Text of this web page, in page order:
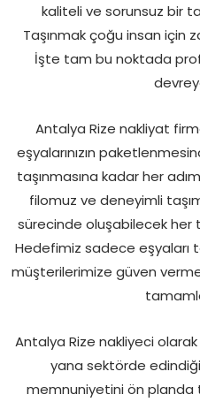
kaliteli ve sorunsuz bir
Taşınmak çoğu insan için
İşte tam bu noktada
Antalya Rize nakliyat
eşyalarınızın
taşınmasına kadar her
filomuz ve deneyimli
sürecinde oluşabilecek her
Hedefimiz sadece eşyaları
müşterilerimize güven
Antalya Rize nakliyeci
yana sektörde
memnuniyetini ön planda